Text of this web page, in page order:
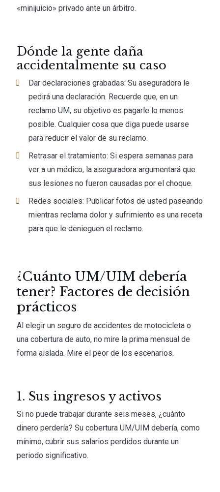
«minijuicio» privado ante un árbitro.
Dónde la gente daña
accidentalmente su caso
Dar declaraciones grabadas: Su aseguradora le
pedirá una declaración. Recuerde que, en un
reclamo UM, su objetivo es pagarle lo menos
posible. Cualquier cosa que diga puede usarse
para reducir el valor de su reclamo.
Retrasar el tratamiento: Si espera semanas para
ver a un médico, la aseguradora argumentará que
sus lesiones no fueron causadas por el choque.
Redes sociales: Publicar fotos de usted paseando
mientras reclama dolor y sufrimiento es una receta
para que le denieguen el reclamo.
¿Cuánto UM/UIM debería
tener? Factores de decisión
prácticos
Al elegir un seguro de accidentes de motocicleta o
una cobertura de auto, no mire la prima mensual de
forma aislada. Mire el peor de los escenarios.
1. Sus ingresos y activos
Si no puede trabajar durante seis meses, ¿cuánto
dinero perdería? Su cobertura UM/UIM debería, como
mínimo, cubrir sus salarios perdidos durante un
periodo significativo.